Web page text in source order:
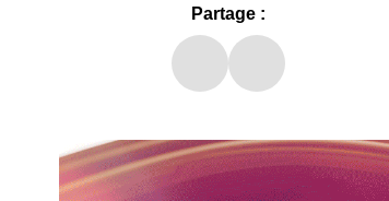
Partage :